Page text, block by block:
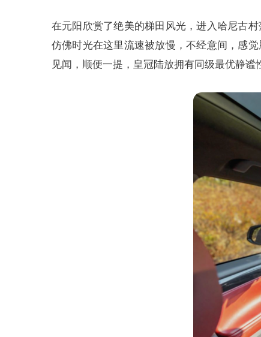
在元阳欣赏了绝美的梯田风光，进入哈尼古
仿佛时光在这里流速被放慢，不经意间，感
见闻，顺便一提，皇冠陆放拥有同级最优静谧